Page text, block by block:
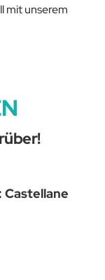
mit unserem
Castellane